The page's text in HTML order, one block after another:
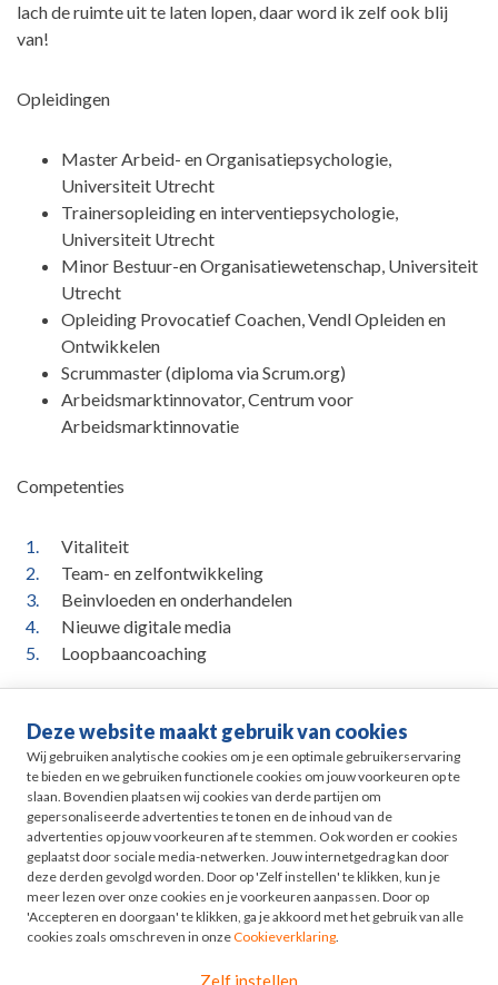
Deze website maakt gebruik van cookies
Wij gebruiken analytische cookies om je een optimale gebruikerservaring
te bieden en we gebruiken functionele cookies om jouw voorkeuren op te
slaan. Bovendien plaatsen wij cookies van derde partijen om
gepersonaliseerde advertenties te tonen en de inhoud van de
advertenties op jouw voorkeuren af te stemmen. Ook worden er cookies
geplaatst door sociale media-netwerken. Jouw internetgedrag kan door
deze derden gevolgd worden. Door op 'Zelf instellen' te klikken, kun je
meer lezen over onze cookies en je voorkeuren aanpassen. Door op
'Accepteren en doorgaan' te klikken, ga je akkoord met het gebruik van alle
cookies zoals omschreven in onzeCookieverklaring.
Zelf instellen
lach de ruimte uit te laten lopen, daar word ik zelf ook blij
van!
Opleidingen
Master Arbeid- en Organisatiepsychologie,
Universiteit Utrecht
Trainersopleiding en interventiepsychologie,
Universiteit Utrecht
Minor Bestuur-en Organisatiewetenschap, Universiteit
Utrecht
Opleiding Provocatief Coachen, Vendl Opleiden en
Ontwikkelen
Scrummaster (diploma via Scrum.org)
Arbeidsmarktinnovator, Centrum voor
Arbeidsmarktinnovatie
Competenties
Vitaliteit
Team- en zelfontwikkeling
Beinvloeden en onderhandelen
Nieuwe digitale media
Loopbaancoaching
Life events
Pensioen in Zicht
HR
Odyssee